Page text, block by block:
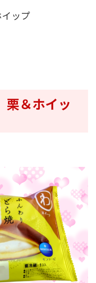
ップ
＆ホイッ